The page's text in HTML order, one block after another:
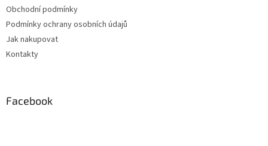
Obchodní podmínky
Podmínky ochrany osobních údajů
Jak nakupovat
Kontakty
Facebook